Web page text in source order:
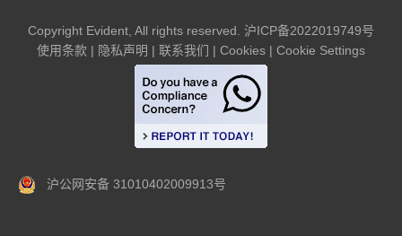
Copyright Evident, All rights reserved. 沪ICP备2022019749号
使用条款 | 隐私声明 | 联系我们 | Cookies | Cookie Settings
沪公网安备 31010402009913号